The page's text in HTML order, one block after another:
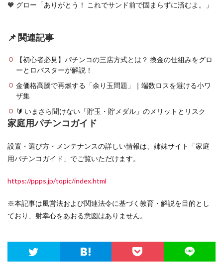
🧡 グロー「ありがとう！ これでサンド前で固まらずに済むよ。」
📌 関連記事
【初心者必見】パチンコの三店方式とは？ 換金の仕組みをグロ
ーとロバスターが解説！
金価格高騰で再燃する「余り玉問題」｜端数ロスを避ける小ワ
ザ集
🔰 いまさら聞けない「貯玉・貯メダル」のメリットとリスク
家庭用パチンコガイド
設置・選び方・メンテナンスの詳しい情報は、姉妹サイト「家庭
用パチンコガイド」でご覧いただけます。
https://ppps.jp/topic/index.html
※本記事は風営法および関連法令に基づく教育・解説を目的とし
ており、射幸心をあおる意図はありません。